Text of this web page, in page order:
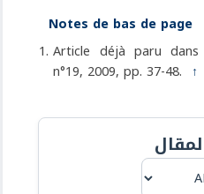
Notes de bas de page
Article déjà paru dans
n°19, 2009, pp. 37-48. ↑